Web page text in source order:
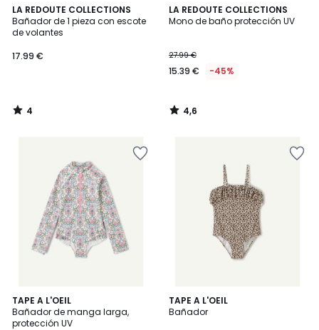
LA REDOUTE COLLECTIONS
Bañador de 1 pieza con escote
de volantes
17.99 €
4
/
5
4
/
LA REDOUTE COLLECTIONS
Mono de baño protección UV
27.99 €
15.39 € -45%
4,6
/ 5
4,6
/
TAPE A L'OEIL
Bañador de manga larga,
protección UV
TAPE A L'OEIL
Bañador